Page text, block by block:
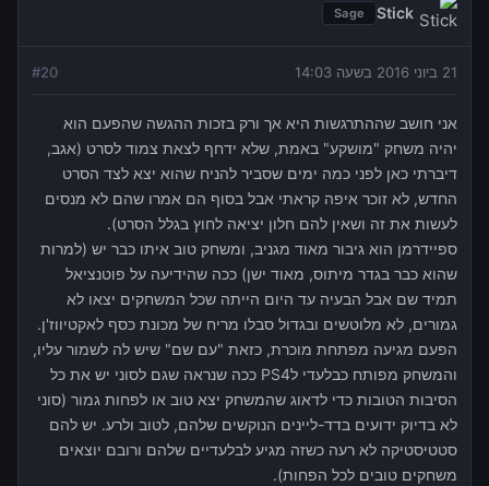
Stick
Sage
21 ביוני 2016 בשעה 14:03 #20
אני חושב שההתרגשות היא אך ורק בזכות ההגשה שהפעם הוא
יהיה משחק "מושקע" באמת, שלא ידחף לצאת צמוד לסרט (אגב,
דיברתי כאן לפני כמה ימים שסביר להניח שהוא יצא לצד הסרט
החדש, לא זוכר איפה קראתי אבל בסוף הם אמרו שהם לא מנסים
לעשות את זה ושאין להם חלון יציאה לחוץ בגלל הסרט).
ספיידרמן הוא גיבור מאוד מגניב, ומשחק טוב איתו כבר יש (למרות
שהוא כבר בגדר מיתוס, מאוד ישן) ככה שהידיעה על פוטנציאל
תמיד שם אבל הבעיה עד היום הייתה שכל המשחקים יצאו לא
גמורים, לא מלוטשים ובגדול סבלו מריח של מכונת כסף לאקטיווז'ן.
הפעם מגיעה מפתחת מוכרת, כזאת "עם שם" שיש לה לשמור עליו,
והמשחק מפותח כבלעדי לPS4 ככה שנראה שגם לסוני יש את כל
הסיבות הטובות כדי לדאוג שהמשחק יצא טוב או לפחות גמור (סוני
לא בדיוק ידועים בדד-ליינים הנוקשים שלהם, לטוב ולרע. יש להם
סטטיסטיקה לא רעה כשזה מגיע לבלעדיים שלהם ורובם יוצאים
משחקים טובים לכל הפחות).